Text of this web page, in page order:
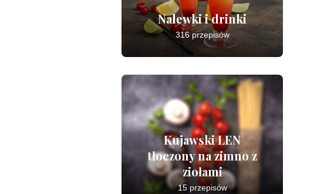
Nalewki i drinki
316 przepisów
Kujawski LEN
tłoczony na zimno z
ziołami
15 przepisów